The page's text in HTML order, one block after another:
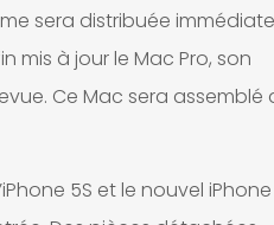
sera distribuée
mis à jour le Mac Pro, son
Ce Mac sera assemblé
5S et le nouvel iPhone